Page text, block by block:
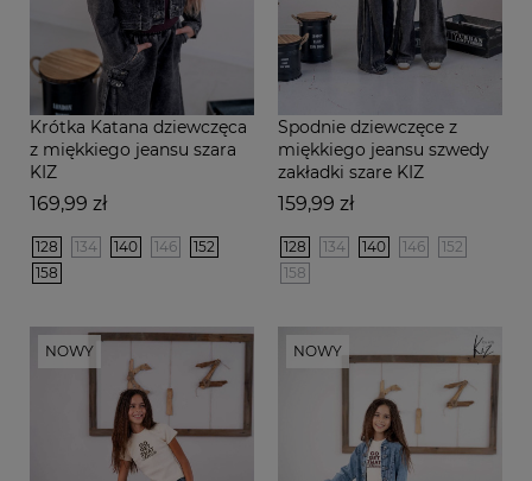
Krótka Katana dziewczęca
z miękkiego jeansu szara
KIZ
Cena
169,99 zł
128 134 140 146
152
158
Spodnie dziewczęce z
miękkiego jeansu szwedy
zakładki szare KIZ
Cena
159,99 zł
128 134 140 146
152
158
NOWY NOWY